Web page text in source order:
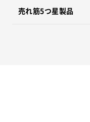
売れ筋5つ星製品